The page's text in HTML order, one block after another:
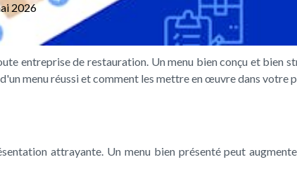
2026
entreprise de restauration. Un menu bien conçu et
menu réussi et comment les mettre en œuvre dans votre
attrayante. Un menu bien présenté peut